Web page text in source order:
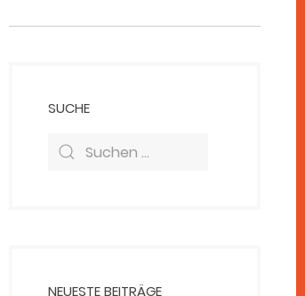
SUCHE
NEUESTE BEITRÄGE